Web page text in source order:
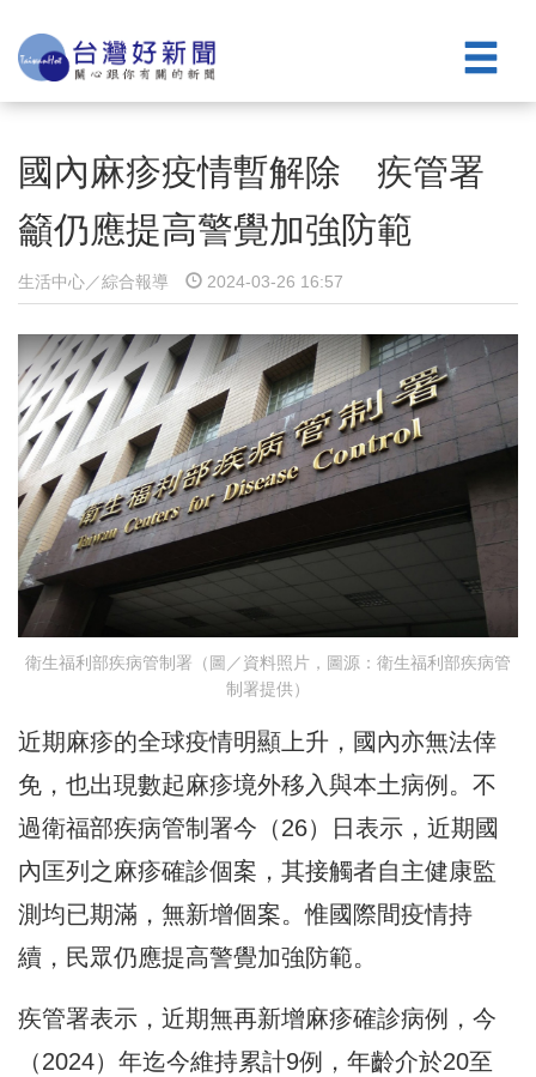
國內麻疹疫情暫解除 疾管署
籲仍應提高警覺加強防範
生活中心／綜合報導 2024-03-26 16:57
衛生福利部疾病管制署（圖／資料照片，圖源：衛生福利部疾病管
制署提供）
近期麻疹的全球疫情明顯上升，國內亦無法倖
免，也出現數起麻疹境外移入與本土病例。不
過衛福部疾病管制署今（26）日表示，近期國
內匡列之麻疹確診個案，其接觸者自主健康監
測均已期滿，無新增個案。惟國際間疫情持
續，民眾仍應提高警覺加強防範。
疾管署表示，近期無再新增麻疹確診病例，今
（2024）年迄今維持累計9例，年齡介於20至